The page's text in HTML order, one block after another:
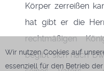
Körper zerreißen
hat gibt er die
rechtmäßigen
begibt sich nach
Wir nutzen Cookies auf
essenziell für den Betrieb